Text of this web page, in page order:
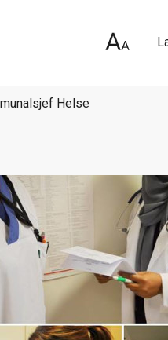
Helse